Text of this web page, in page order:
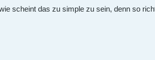
scheint das zu simple zu sein, denn so